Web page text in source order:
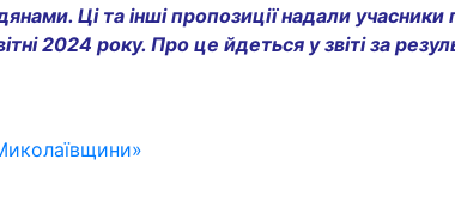
Ці та інші пропозиції надали учасники
2024 року. Про це йдеться у звіті за